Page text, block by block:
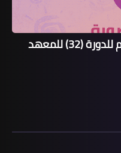
مديرية التطوع تفتح باب التقديم للدورة (32) للمعهد